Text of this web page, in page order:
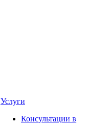
Услуги
Консультации в